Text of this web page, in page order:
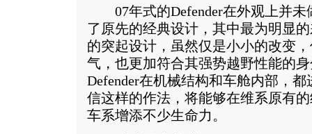
07年式的Defender在外观上并未
了原先的经典设计，其中最为明显
的突起设计，虽然仅是小小的改变
气，也更加符合其强势越野性能的
Defender在机械结构和车舱内部，
信这样的作法，将能够在维系原有
车系增添不少生命力。